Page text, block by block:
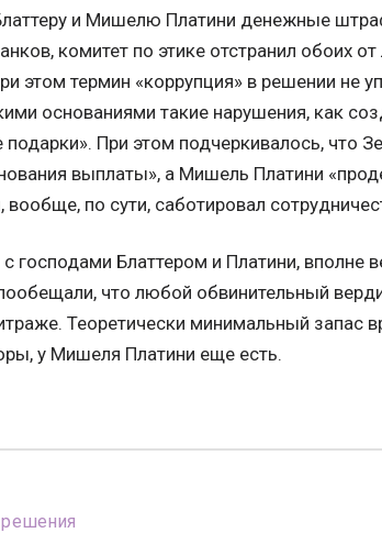
и Мишелю Платини денежные
комитет по этике отстранил обоих
этом термин «коррупция» в решении не
основаниями такие нарушения, как
При этом подчеркивалось, что
выплаты», а Мишель Платини
вообще, по сути, саботировал
господами Блаттером и Платини, вполне
что любой обвинительный
Теоретически минимальный запас
у Мишеля Платини еще есть.